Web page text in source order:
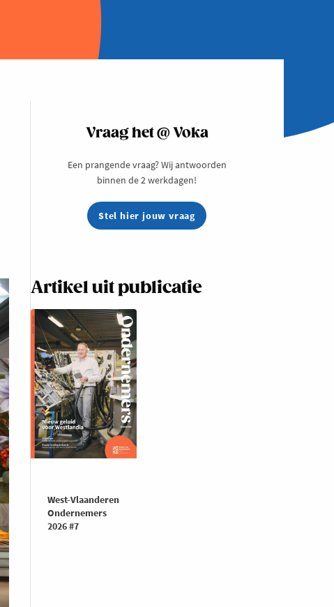
Vraag het @ Voka
Een prangende vraag? Wij antwoorden
binnen de 2 werkdagen!
Stel hier jouw vraag
Artikel uit publicatie
West-Vlaanderen
Ondernemers
2026 #7